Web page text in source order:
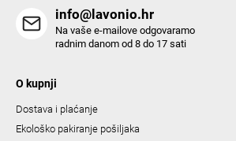
info@lavonio.hr
Na vaše e-mailove odgovaramo
radnim danom od 8 do 17 sati
O kupnji
Dostava i plaćanje
Ekološko pakiranje pošiljaka